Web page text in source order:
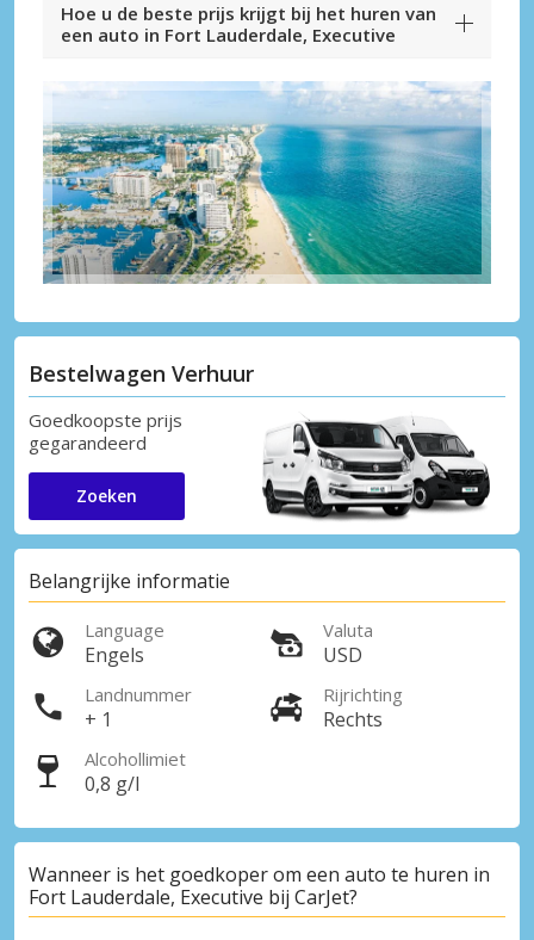
Hoe u de beste prijs krijgt bij het huren van
een auto in Fort Lauderdale, Executive
Bestelwagen Verhuur
Goedkoopste prijs
gegarandeerd
Zoeken
Belangrijke informatie
Language
Engels
Valuta
USD
Landnummer
+ 1
Rijrichting
Rechts
Alcohollimiet
0,8 g/l
Wanneer is het goedkoper om een auto te huren in
Fort Lauderdale, Executive bij CarJet?